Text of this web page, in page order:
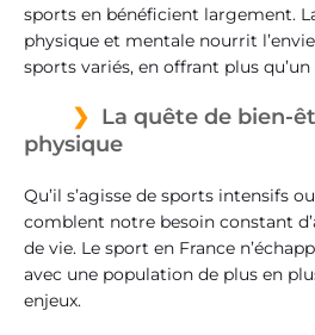
sports en bénéficient largement.
physique et mentale nourrit l’envie
sports variés, en offrant plus
La quête de bien-
physique
Qu’il s’agisse de sports intensifs
comblent notre besoin constant
de vie. Le sport en France
avec une population de plus en
enjeux.